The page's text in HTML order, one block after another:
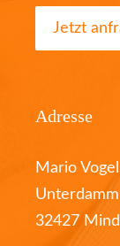
Jetzt
Adresse
Mario
32427